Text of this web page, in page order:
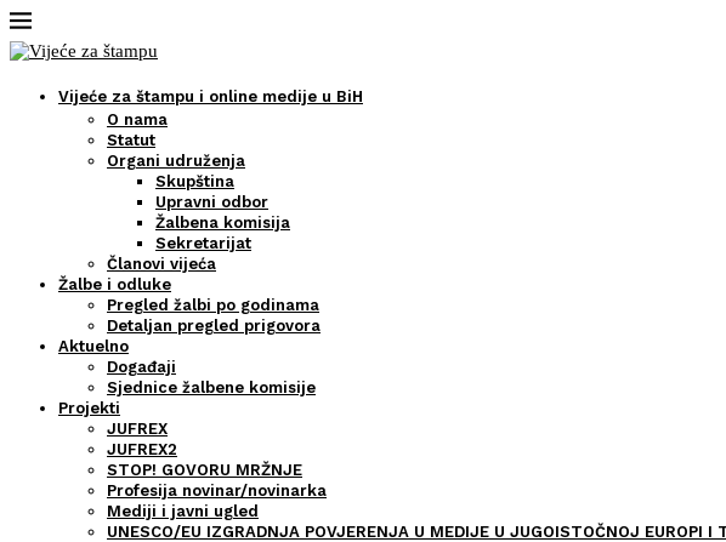
Vijeće za štampu i online medije u BiH
O nama
Statut
Organi udruženja
Skupština
Upravni odbor
Žalbena komisija
Sekretarijat
Članovi vijeća
Žalbe i odluke
Pregled žalbi po godinama
Detaljan pregled prigovora
Aktuelno
Događaji
Sjednice žalbene komisije
Projekti
JUFREX
JUFREX2
STOP! GOVORU MRŽNJE
Profesija novinar/novinarka
Mediji i javni ugled
UNESCO/EU IZGRADNJA POVJERENJA U MEDIJE U JUGOISTOČNOJ EUROPI I